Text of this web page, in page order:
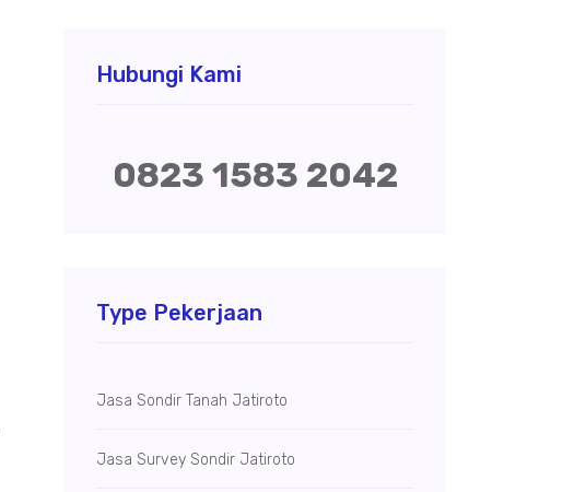
Hubungi Kami
0823 1583 2042
Type Pekerjaan
Jasa Sondir Tanah Jatiroto
Jasa Survey Sondir Jatiroto